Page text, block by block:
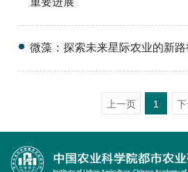
微藻：探索未来星际农业的新路
上一页 1